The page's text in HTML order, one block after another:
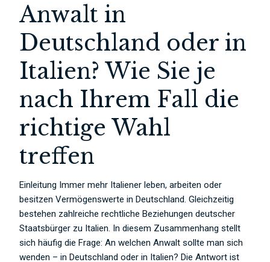
Anwalt in
Deutschland oder in
Italien? Wie Sie je
nach Ihrem Fall die
richtige Wahl
treffen
Einleitung Immer mehr Italiener leben, arbeiten oder
besitzen Vermögenswerte in Deutschland. Gleichzeitig
bestehen zahlreiche rechtliche Beziehungen deutscher
Staatsbürger zu Italien. In diesem Zusammenhang stellt
sich häufig die Frage: An welchen Anwalt sollte man sich
wenden – in Deutschland oder in Italien? Die Antwort ist